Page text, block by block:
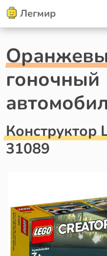
Легмир
гоночный
Конструктор
31089